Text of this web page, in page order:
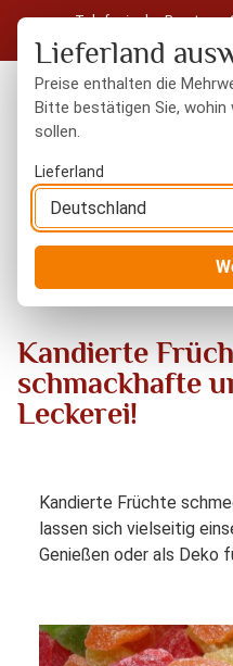
Zum Hauptinhalt springen
Telefonische Beratung:
Kostenloser Versand in
Kandierte Früchte, die
Leckerei!
Kandierte
schmackhafte
Leckerei!
Kandierte Früchte
lassen sich vielseitig
Genießen oder als Deko
Lieferland
Preise enthalten die
Bitte bestätigen Sie, wohin
sollen.
Lieferland